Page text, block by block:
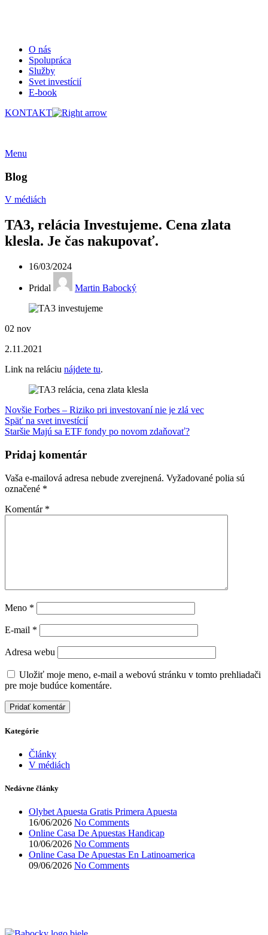
O nás
Spolupráca
Služby
Svet investícií
E-book
KONTAKT
Menu
Blog
V médiách
TA3, relácia Investujeme. Cena zlata
klesla. Je čas nakupovať.
16/03/2024
Pridal Martin Babocký
02 nov
2.11.2021
Link na reláciu nájdete tu.
Novšie Forbes – Riziko pri investovaní nie je zlá vec
Späť na svet investícií
Staršie Majú sa ETF fondy po novom zdaňovať?
Pridaj komentár
Vaša e-mailová adresa nebude zverejnená. Vyžadované polia sú
označené *
Komentár *
Meno *
E-mail *
Adresa webu
Uložiť moje meno, e-mail a webovú stránku v tomto prehliadači
pre moje budúce komentáre.
Kategórie
Články
V médiách
Nedávne články
Olybet Apuesta Gratis Primera Apuesta
16/06/2026 No Comments
Online Casa De Apuestas Handicap
10/06/2026 No Comments
Online Casa De Apuestas En Latinoamerica
09/06/2026 No Comments